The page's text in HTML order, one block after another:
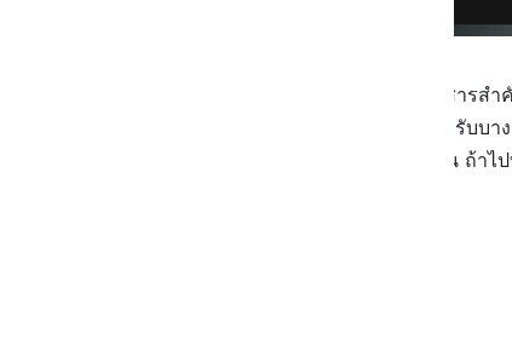
บัตรประจำตัวประชาชนถือเป็นเอกสาร
เป็นบัตรที่ต้องพกติดตัวอยู่เสมอ สำหรับ
ดันทำบัตรประชาชนหายซะอย่างนั้น ถ้าไ